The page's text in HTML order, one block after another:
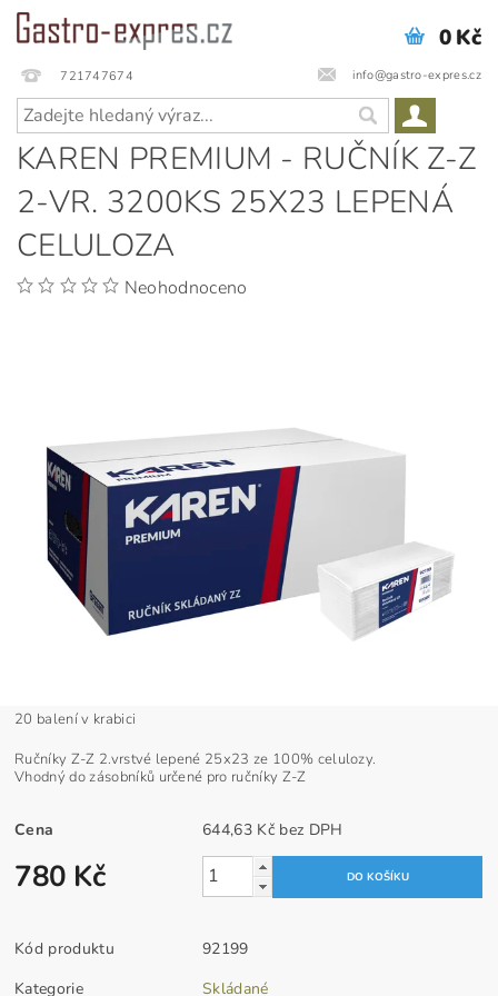
721747674 info@gastro-expres.cz
0 Kč
KAREN PREMIUM - RUČNÍK Z-Z
2-VR. 3200KS 25X23 LEPENÁ
CELULOZA
Neohodnoceno
20 balení v krabici
Ručníky Z-Z 2.vrstvé lepené 25x23 ze 100% celulozy.
Vhodný do zásobníků určené pro ručníky Z-Z
Cena 644,63 Kč bez DPH
780 Kč
Kód produktu
92199
Kategorie
Skládané